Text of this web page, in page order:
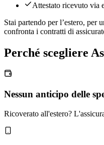
Attestato ricevuto via
Stai partendo per l’estero, per
confronta i contratti di
Perché scegliere
Nessun anticipo delle
Ricoverato all'estero?